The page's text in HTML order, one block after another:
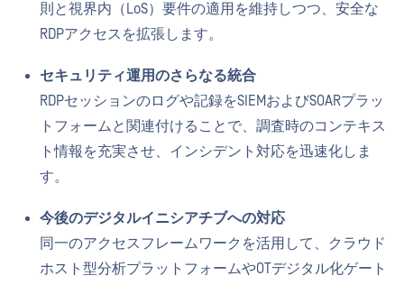
則と視界内（LoS）要件の適用を維持しつつ、安全な
RDPアクセスを拡張します。
セキュリティ運用のさらなる統合
RDPセッションのログや記録をSIEMおよびSOARプラッ
トフォームと関連付けることで、調査時のコンテキス
ト情報を充実させ、インシデント対応を迅速化しま
す。
今後のデジタルイニシアチブへの対応
同一のアクセスフレームワークを活用して、クラウド
ホスト型分析プラットフォームやOTデジタル化ゲート